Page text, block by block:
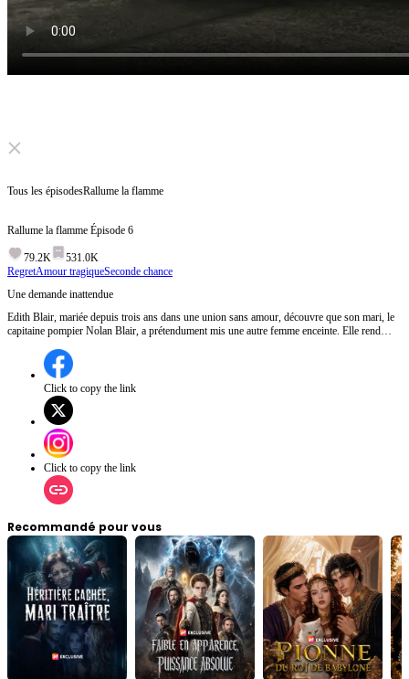
Click to unmute
Tous les épisodesRallume la flamme
Rallume la flamme Épisode 6
79.2K
531.0K
RegretAmour tragiqueSeconde chance
Une demande inattendue
Edith Blair, mariée depuis trois ans dans une union sans amour, découvre que son mari, le
capitaine pompier Nolan Blair, a prétendument mis une autre femme enceinte. Elle rend
annonce brutalement son intention de divorcer.Comment Nolan va-t-il réagir à cette
demande de divorce soudaine ?
Click to copy the link
Click to copy the link
Recommandé pour vous